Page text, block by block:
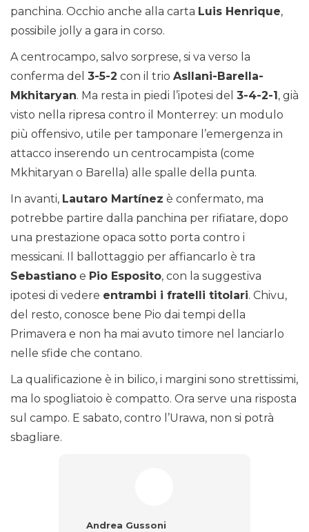
panchina. Occhio anche alla carta Luis Henrique,
possibile jolly a gara in corso.
A centrocampo, salvo sorprese, si va verso la
conferma del 3-5-2 con il trio Asllani-Barella-
Mkhitaryan. Ma resta in piedi l’ipotesi del 3-4-2-1, già
visto nella ripresa contro il Monterrey: un modulo
più offensivo, utile per tamponare l’emergenza in
attacco inserendo un centrocampista (come
Mkhitaryan o Barella) alle spalle della punta.
In avanti, Lautaro Martínez è confermato, ma
potrebbe partire dalla panchina per rifiatare, dopo
una prestazione opaca sotto porta contro i
messicani. Il ballottaggio per affiancarlo è tra
Sebastiano e Pio Esposito, con la suggestiva
ipotesi di vedere entrambi i fratelli titolari. Chivu,
del resto, conosce bene Pio dai tempi della
Primavera e non ha mai avuto timore nel lanciarlo
nelle sfide che contano.
La qualificazione è in bilico, i margini sono strettissimi,
ma lo spogliatoio è compatto. Ora serve una risposta
sul campo. E sabato, contro l’Urawa, non si potrà
sbagliare.
Andrea Gussoni